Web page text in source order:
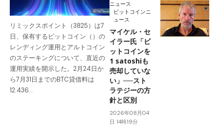
リミックスポイント（3825）は7
日、保有するビットコイン（）の
レンディング運用とアルトコイン
のステーキングについて、直近の
運用実績を開示した。2月24日か
ら7月31日までのBTC貸借料は
12.436…
ニュース
ビットコインニ
ュース
マイケル・セ
イラー氏「ビ
ットコインを
1 satoshiも
売却していな
い」──スト
ラテジーの方
針と区別
2026年08月04
日 14時19分